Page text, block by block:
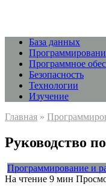
База данных
Программное
Безопасность
Технологии
Изучение
Главная »
Руководство
Программирование и
На чтение 9 мин